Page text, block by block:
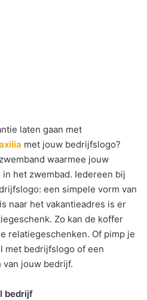
laten gaan met
met jouw bedrijfslogo?
waarmee jouw
het zwembad. Iedereen bij
een simpele vorm van
naar het vakantieadres is er
Zo kan de koffer
relatiegeschenken. Of pimp je
met bedrijfslogo of een
jouw bedrijf.
bedrijf